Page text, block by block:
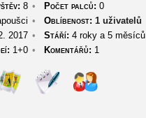
8 • Počet palců: 0
• Oblíbenost: 1 uživatelů
2017 • Stáří: 4 roky a 5 měsíců
1+0 • Komentářů: 1